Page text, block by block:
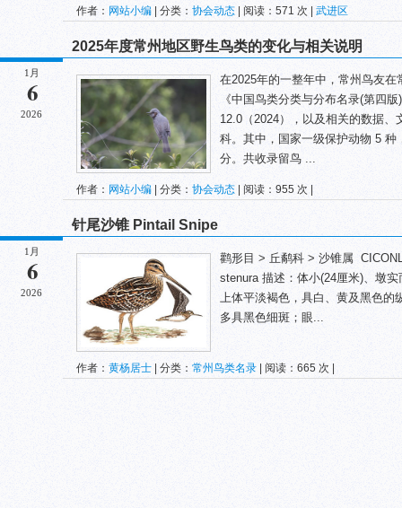
作者： 网站小编 | 分类： 协会动态 | 阅读：571 次 | 武进区
1月
6
2026
2025年度常州地区野生鸟类的变化与相关说明
在2025年的一整年中，常州鸟友
《中国鸟类分类与分布名录(第四
12.0（2024），以及相关的数据
科。其中，国家一级保护动物 5
分。共收录留鸟 ...
作者： 网站小编 | 分类： 协会动态 | 阅读：955 次 |
1月
6
2026
针尾沙锥 Pintail Snipe
鹳形目 > 丘鹬科 > 沙锥属
stenura 描述：体小(24厘米)、墩
上体平淡褐色，具白、黄及黑色的
多具黑色细斑；眼...
作者： 黄杨居士 | 分类： 常州鸟类名录 | 阅读：665 次 |